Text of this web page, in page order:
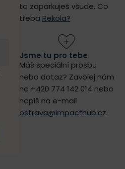
to zaparkuješ všude. Co
třeba Rekola?
Jsme tu pro tebe
Máš speciální prosbu
nebo dotaz? Zavolej nám
na +420 774 142 014 nebo
napiš na e-mail
ostrava@impacthub.cz.